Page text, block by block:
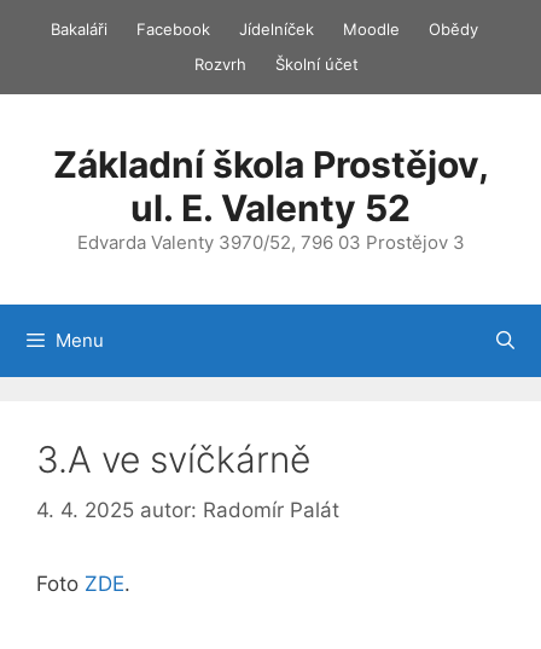
Bakaláři Facebook Jídelníček Moodle
Obědy
Rozvrh
Školní účet
Základní škola Prostějov,
ul. E. Valenty 52
Edvarda Valenty 3970/52, 796 03 Prostějov 3
Menu
3.A ve svíčkárně
4. 4. 2025 autor: Radomír Palát
Foto ZDE.